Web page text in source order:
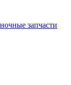
запчасти